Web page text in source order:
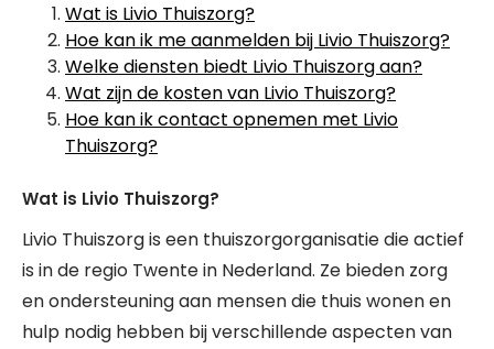
Wat is Livio Thuiszorg?
Hoe kan ik me aanmelden bij Livio Thuiszorg?
Welke diensten biedt Livio Thuiszorg aan?
Wat zijn de kosten van Livio Thuiszorg?
Hoe kan ik contact opnemen met Livio
Thuiszorg?
Wat is Livio Thuiszorg?
Livio Thuiszorg is een thuiszorgorganisatie die actief
is in de regio Twente in Nederland. Ze bieden zorg
en ondersteuning aan mensen die thuis wonen en
hulp nodig hebben bij verschillende aspecten van